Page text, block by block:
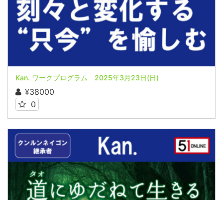
Kan. ワークプログラム 2025年3月23日(日)
¥38000
0